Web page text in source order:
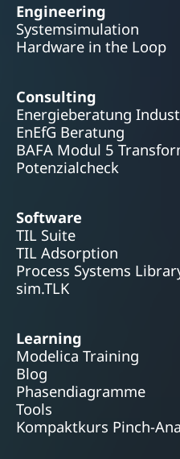
Engineering
Systemsimulation
Hardware in the Loop
Consulting
Energieberatung
EnEfG Beratung
BAFA Modul 5
Potenzialcheck
Software
TIL Suite
TIL Adsorption
Process Systems
sim.TLK
Learning
Modelica Training
Blog
Phasendiagramme
Tools
Kompaktkurs Pinch-